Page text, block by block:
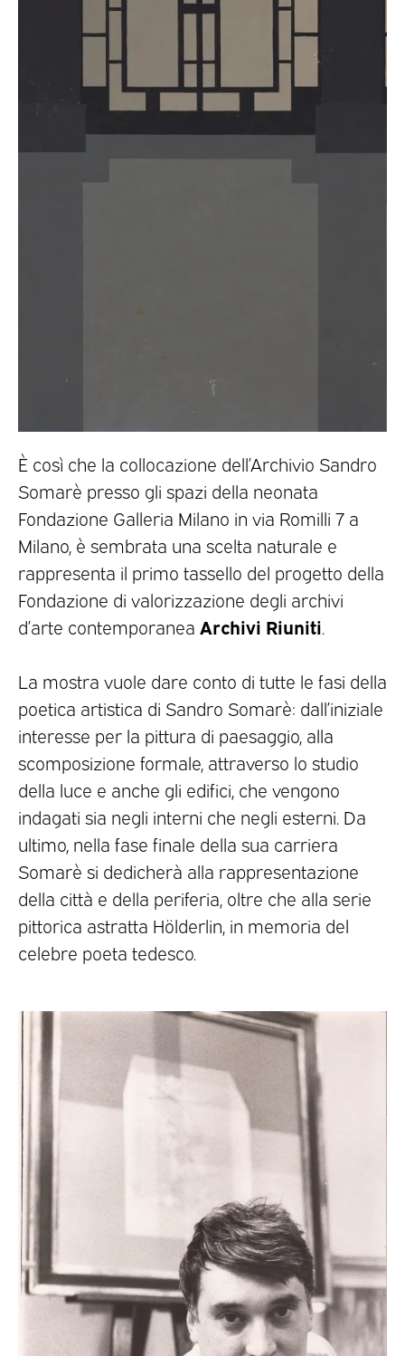
È così che la collocazione dell’Archivio Sandro
Somarè presso gli spazi della neonata
Fondazione Galleria Milano in via Romilli 7 a
Milano, è sembrata una scelta naturale e
rappresenta il primo tassello del progetto della
Fondazione di valorizzazione degli archivi
d’arte contemporanea Archivi Riuniti
La mostra vuole dare conto di tutte le fasi della
poetica artistica di Sandro Somarè: dall’iniziale
interesse per la pittura di paesaggio, alla
scomposizione formale, attraverso lo studio
della luce e anche gli edifici, che vengono
indagati sia negli interni che negli esterni. Da
ultimo, nella fase finale della sua carriera
Somarè si dedicherà alla rappresentazione
della città e della periferia, oltre che alla serie
pittorica astratta Hölderlin, in memoria del
celebre poeta tedesco.